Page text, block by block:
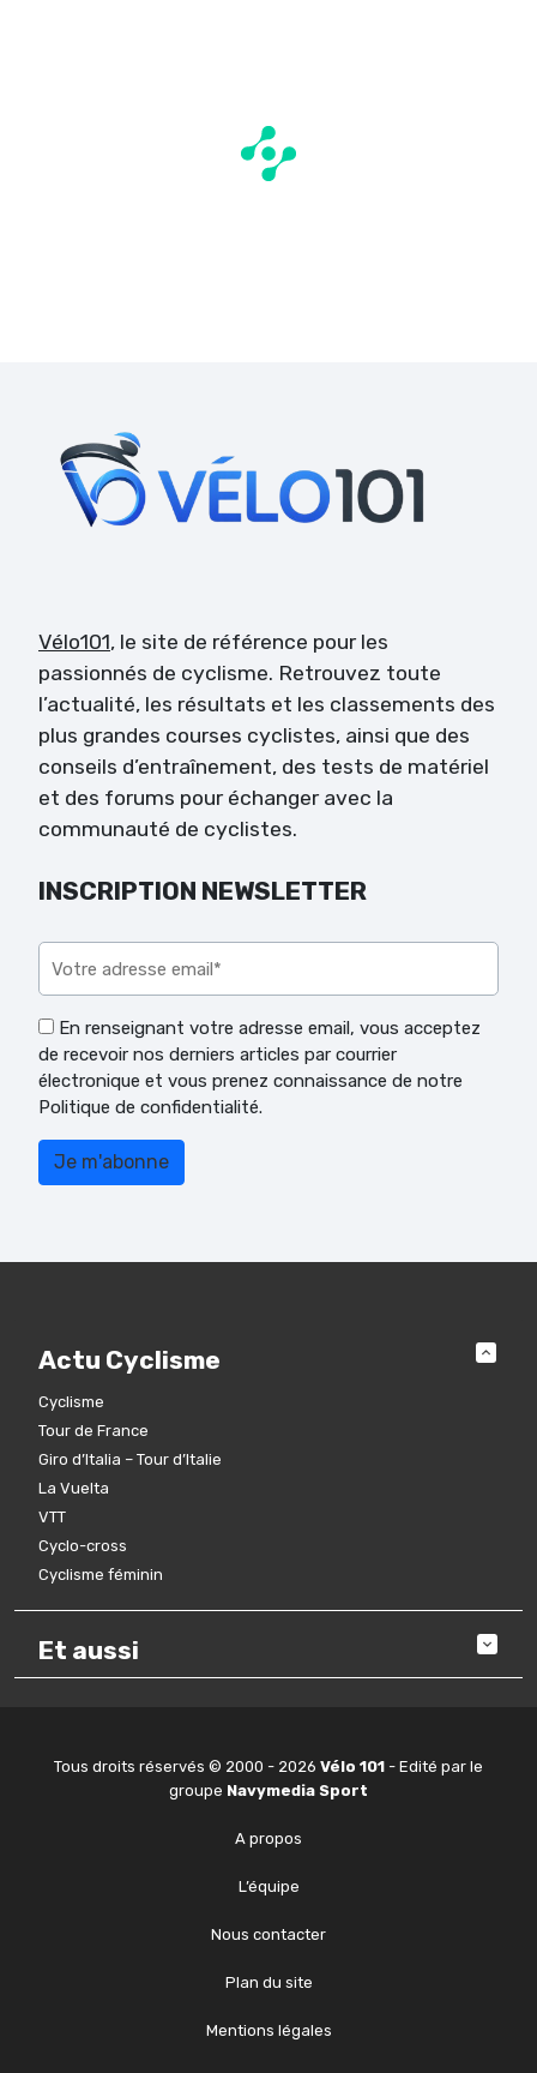
Vélo101, le site de référence pour les
passionnés de cyclisme. Retrouvez toute
l’actualité, les résultats et les classements des
plus grandes courses cyclistes, ainsi que des
conseils d’entraînement, des tests de matériel
et des forums pour échanger avec la
communauté de cyclistes.
INSCRIPTION NEWSLETTER
En renseignant votre adresse email, vous acceptez
de recevoir nos derniers articles par courrier
électronique et vous prenez connaissance de notre
Politique de confidentialité.
Actu Cyclisme
Cyclisme
Tour de France
Giro d’Italia – Tour d’Italie
La Vuelta
VTT
Cyclo-cross
Cyclisme féminin
Et aussi
Tous droits réservés © 2000 - 2026 Vélo 101 - Edité par le
groupe Navymedia Sport
A propos
L’équipe
Nous contacter
Plan du site
Mentions légales